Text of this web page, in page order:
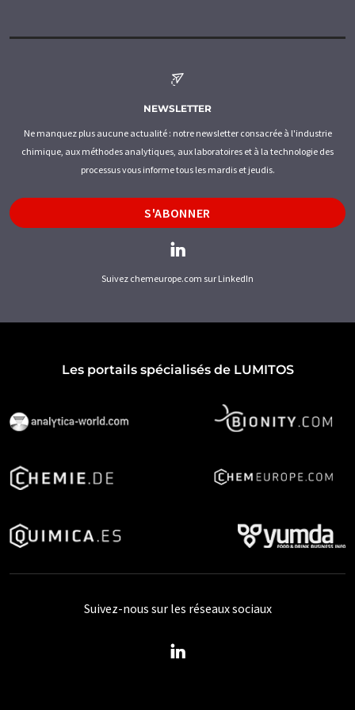
NEWSLETTER
Ne manquez plus aucune actualité : notre newsletter consacrée à l'industrie
chimique, aux méthodes analytiques, aux laboratoires et à la technologie des
processus vous informe tous les mardis et jeudis.
S'ABONNER
Suivez chemeurope.com sur LinkedIn
Les portails spécialisés de LUMITOS
Suivez-nous sur les réseaux sociaux